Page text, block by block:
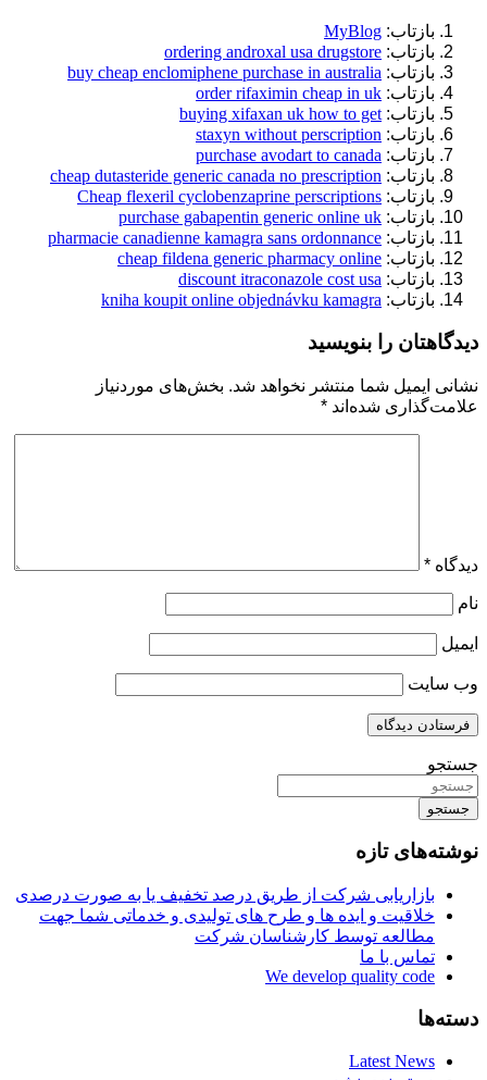
بازتاب: MyBlog
بازتاب: ordering androxal usa drugstore
بازتاب: buy cheap enclomiphene purchase in australia
بازتاب: order rifaximin cheap in uk
بازتاب: buying xifaxan uk how to get
بازتاب: staxyn without perscription
بازتاب: purchase avodart to canada
بازتاب: cheap dutasteride generic canada no prescription
بازتاب: Cheap flexeril cyclobenzaprine perscriptions
بازتاب: purchase gabapentin generic online uk
بازتاب: pharmacie canadienne kamagra sans ordonnance
بازتاب: cheap fildena generic pharmacy online
بازتاب: discount itraconazole cost usa
بازتاب: kniha koupit online objednávku kamagra
دیدگاهتان را بنویسید
نشانی ایمیل شما منتشر نخواهد شد. بخش‌های موردنیاز
علامت‌گذاری شده‌اند *
دیدگاه *
نام
ایمیل
وب‌ سایت
جستجو
جستجو
نوشته‌های تازه
بازاریابی شرکت از طریق درصد تخفیف یا به صورت درصدی
خلاقیت و ایده ها و طرح های تولیدی و خدماتی شما جهت
مطالعه توسط کارشناسان شرکت
تماس با ما
We develop quality code
دسته‌ها
Latest News